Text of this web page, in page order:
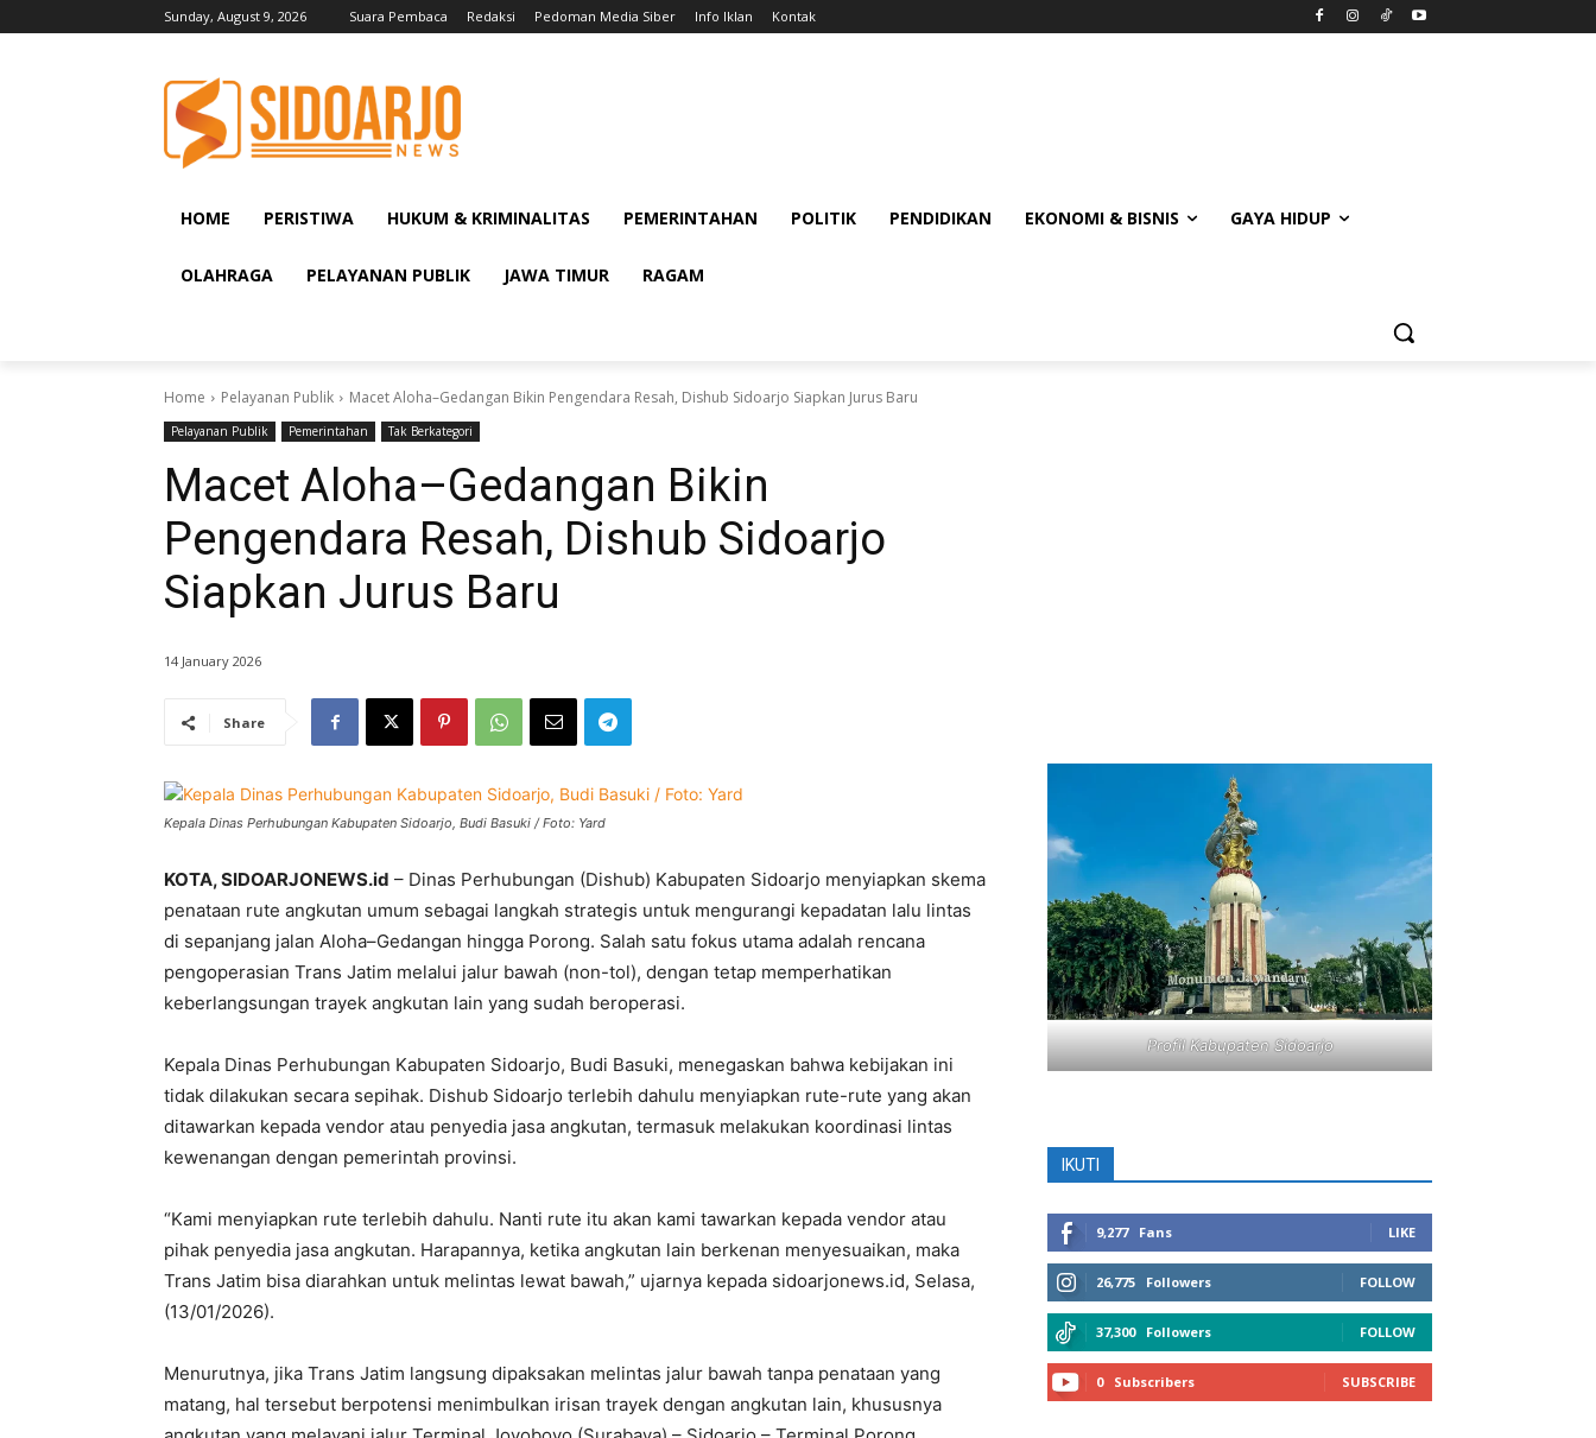
Sunday, August 9, 2026 Suara Pembaca Redaksi Pedoman Media Siber Info Iklan Kontak
HOME PERISTIWA HUKUM & KRIMINALITAS PEMERINTAHAN POLITIK PENDIDIKAN EKONOMI & BISNIS GAYA HIDUP
OLAHRAGA PELAYANAN PUBLIK JAWA TIMUR RAGAM
Home Pelayanan Publik Macet Aloha–Gedangan Bikin Pengendara Resah, Dishub Sidoarjo Siapkan Jurus Baru
Pelayanan Publik Pemerintahan Tak Berkategori
Macet Aloha–Gedangan Bikin
Pengendara Resah, Dishub Sidoarjo
Siapkan Jurus Baru
14 January 2026
Share
Kepala Dinas Perhubungan Kabupaten Sidoarjo, Budi Basuki / Foto: Yard
KOTA, SIDOARJONEWS.id – Dinas Perhubungan (Dishub) Kabupaten Sidoarjo menyiapkan skema
penataan rute angkutan umum sebagai langkah strategis untuk mengurangi kepadatan lalu lintas
di sepanjang jalan Aloha–Gedangan hingga Porong. Salah satu fokus utama adalah rencana
pengoperasian Trans Jatim melalui jalur bawah (non-tol), dengan tetap memperhatikan
keberlangsungan trayek angkutan lain yang sudah beroperasi.
Kepala Dinas Perhubungan Kabupaten Sidoarjo, Budi Basuki, menegaskan bahwa kebijakan ini
tidak dilakukan secara sepihak. Dishub Sidoarjo terlebih dahulu menyiapkan rute-rute yang akan
ditawarkan kepada vendor atau penyedia jasa angkutan, termasuk melakukan koordinasi lintas
kewenangan dengan pemerintah provinsi.
“Kami menyiapkan rute terlebih dahulu. Nanti rute itu akan kami tawarkan kepada vendor atau
pihak penyedia jasa angkutan. Harapannya, ketika angkutan lain berkenan menyesuaikan, maka
Trans Jatim bisa diarahkan untuk melintas lewat bawah,” ujarnya kepada sidoarjonews.id, Selasa,
(13/01/2026).
Menurutnya, jika Trans Jatim langsung dipaksakan melintas jalur bawah tanpa penataan yang
matang, hal tersebut berpotensi menimbulkan irisan trayek dengan angkutan lain, khususnya
Profil Kabupaten Sidoarjo
IKUTI
9,277 Fans LIKE
26,775 Followers FOLLOW
37,300 Followers FOLLOW
0 Subscribers SUBSCRIBE